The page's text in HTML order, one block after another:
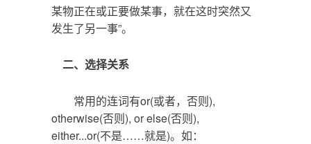
某物正在或正要做某事，就在这时突然又
发生了另一事”。
二、选择关系
常用的连词有or(或者，否则),
otherwise(否则), or else(否则),
either...or(不是……就是)。如：